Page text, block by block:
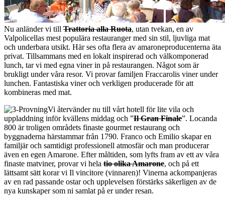
Nu anländer vi till Trattoria alla Ruota, utan tvekan, en av
Valpolicellas mest populära restauranger med sin stil, ljuvliga mat
och underbara utsikt. Här ses ofta flera av amaroneproducenterna äta
privat. Tillsammans med en lokalt inspirerad och välkomponerad
lunch, tar vi med egna viner in på restaurangen. Något som är
brukligt under våra resor. Vi provar familjen Fraccarolis viner under
lunchen. Fantastiska viner och verkligen producerade för att
kombineras med mat.
Vi återvänder nu till vårt hotell för lite vila och
uppladdning inför kvällens middag och ”Il Gran Finale”. Locanda
800 är troligen områdets finaste gourmet restaurang och
byggnaderna härstammar från 1790. Franco och Emilio skapar en
familjär och samtidigt professionell atmosfär och man producerar
även en egen Amarone. Efter måltiden, som lyfts fram av ett av våra
finaste matviner, provar vi hela tio olika Amarone, och på ett
lättsamt sätt korar vi Il vincitore (vinnaren)! Vinerna ackompanjeras
av en rad passande ostar och upplevelsen förstärks säkerligen av de
nya kunskaper som ni samlat på er under resan.